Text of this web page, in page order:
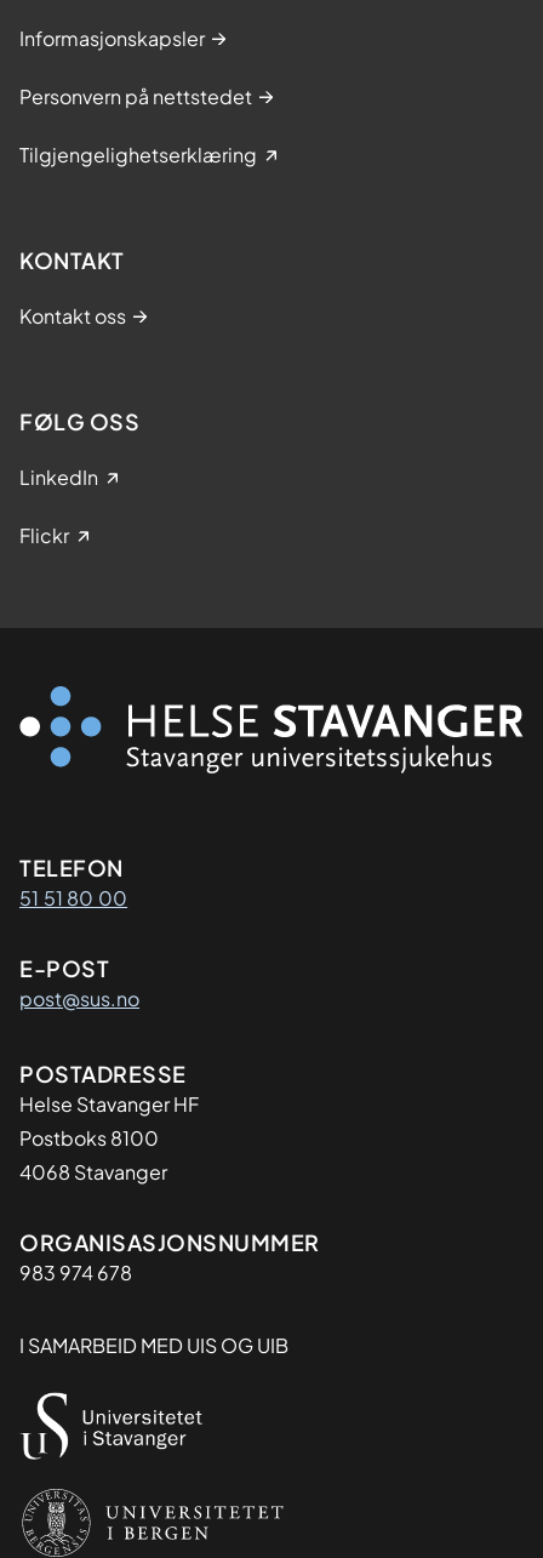
Informasjonskapsler
Personvern på nettstedet
Tilgjengelighetserklæring
KONTAKT
Kontakt oss
FØLG OSS
LinkedIn
Flickr
Kontaktinformasjon
TELEFON
51 51 80 00
E-POST
post@sus.no
Adresse
POSTADRESSE
Helse Stavanger HF
Postboks 8100
4068 Stavanger
Organisasjon
ORGANISASJONSNUMMER
983 974 678
I SAMARBEID MED UIS OG UIB